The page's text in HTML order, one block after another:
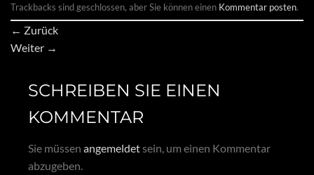
Trackbacks sind geschlossen, aber Sie können einen Kommentar posten.
← Zurück
Weiter →
SCHREIBEN SIE EINEN
KOMMENTAR
Sie müssen angemeldetsein, um einen Kommentar
abzugeben.